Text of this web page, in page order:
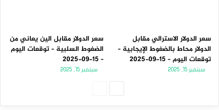
سعر الدولار الاسترالي مقابل
الدولار محاط بالضغوط الإيجابية –
توقعات اليوم – 15-09-2025
سبتمبر 15, 2025
سعر الدولار مقابل الين يعاني من
الضغوط السلبية – توقعات اليوم
– 15-09-2025
سبتمبر 15, 2025